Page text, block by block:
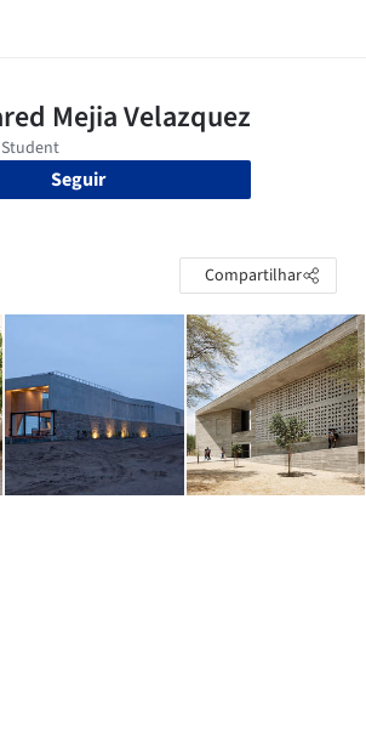
Seguir
Compartilhar